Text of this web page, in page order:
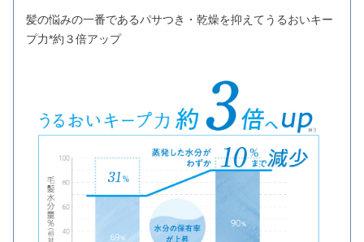
髪の悩みの一番であるパサつき・乾燥を抑えてうるおいキー
プ力*約３倍アップ